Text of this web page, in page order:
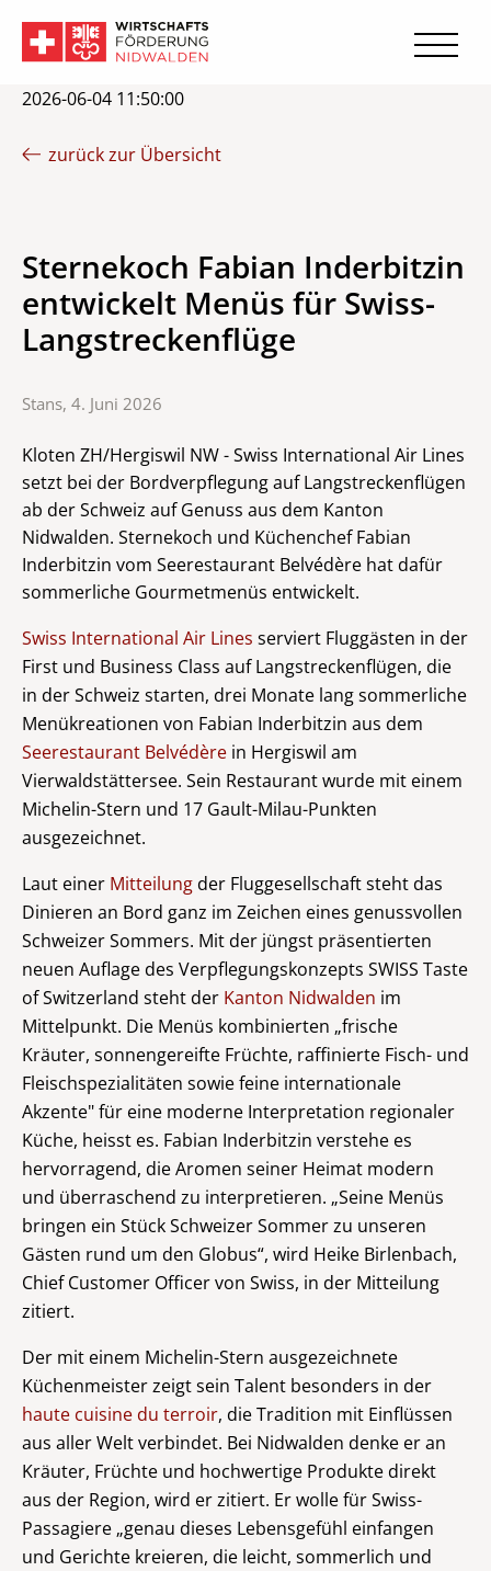
2026-06-04 11:50:00
zurück zur Übersicht
Sternekoch Fabian Inderbitzin
entwickelt Menüs für Swiss-
Langstreckenflüge
Stans, 4. Juni 2026
Kloten ZH/Hergiswil NW - Swiss International Air Lines
setzt bei der Bordverpflegung auf Langstreckenflügen
ab der Schweiz auf Genuss aus dem Kanton
Nidwalden. Sternekoch und Küchenchef Fabian
Inderbitzin vom Seerestaurant Belvédère hat dafür
sommerliche Gourmetmenüs entwickelt.
Swiss International Air Lines serviert Fluggästen in der
First und Business Class auf Langstreckenflügen, die
in der Schweiz starten, drei Monate lang sommerliche
Menükreationen von Fabian Inderbitzin aus dem
Seerestaurant Belvédère in Hergiswil am
Vierwaldstättersee. Sein Restaurant wurde mit einem
Michelin-Stern und 17 Gault-Milau-Punkten
ausgezeichnet.
Laut einer Mitteilungder Fluggesellschaft steht das
Dinieren an Bord ganz im Zeichen eines genussvollen
Schweizer Sommers. Mit der jüngst präsentierten
neuen Auflage des Verpflegungskonzepts SWISS Taste
of Switzerland steht der Kanton Nidwalden im
Mittelpunkt. Die Menüs kombinierten „frische
Kräuter, sonnengereifte Früchte, raffinierte Fisch- und
Fleischspezialitäten sowie feine internationale
Akzente" für eine moderne Interpretation regionaler
Küche, heisst es. Fabian Inderbitzin verstehe es
hervorragend, die Aromen seiner Heimat modern
und überraschend zu interpretieren. „Seine Menüs
bringen ein Stück Schweizer Sommer zu unseren
Gästen rund um den Globus“, wird Heike Birlenbach,
Chief Customer Officer von Swiss, in der Mitteilung
zitiert.
Der mit einem Michelin-Stern ausgezeichnete
Küchenmeister zeigt sein Talent besonders in der
haute cuisine du terroir, die Tradition mit Einflüssen
aus aller Welt verbindet. Bei Nidwalden denke er an
Kräuter, Früchte und hochwertige Produkte direkt
aus der Region, wird er zitiert. Er wolle für Swiss-
Passagiere „genau dieses Lebensgefühl einfangen
und Gerichte kreieren, die leicht, sommerlich und